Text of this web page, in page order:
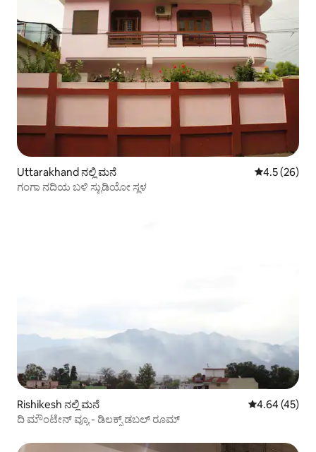
Uttarakhand ನಲ್ಲಿ ಮನೆ 5 ರಲ್ಲಿ 4.5
4.5 (26)
ಗಂಗಾ ನದಿಯ ಬಳಿ ಸ್ಟುಡಿಯೋ ಸ್ಥಳ
Rishikesh ನಲ್ಲಿ ಮನೆ 5 ರಲ್ಲಿ 4.64
4.64 (45)
ದಿ ಮೌಂಟೇನ್ ವ್ಯೂ - ಡಿಲಕ್ಸ್ ಡಬಲ್ ರೂಮ್